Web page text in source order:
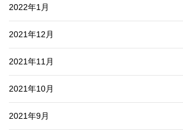
2022年1月
2021年12月
2021年11月
2021年10月
2021年9月